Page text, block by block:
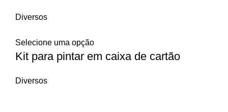
Diversos
Selecione uma opção
Kit para pintar em caixa de cartão
Diversos